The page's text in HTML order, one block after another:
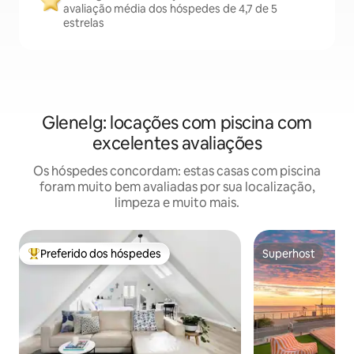
avaliação média dos hóspedes de 4,7 de 5
estrelas
Glenelg: locações com piscina com
excelentes avaliações
Os hóspedes concordam: estas casas com piscina
foram muito bem avaliadas por sua localização,
limpeza e muito mais.
Entre os melhores preferidos dos hóspedes
Preferido dos hóspedes Superhost
Superhost